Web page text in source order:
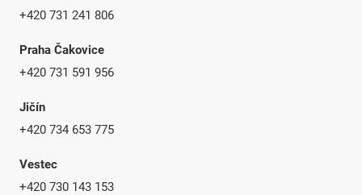
+420 731 241 806
Praha Čakovice
+420 731 591 956
Jičín
+420 734 653 775
Vestec
+420 730 143 153